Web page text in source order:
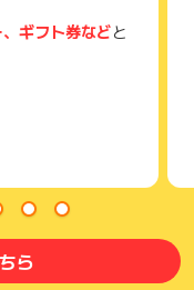
ギフト券などと
ら